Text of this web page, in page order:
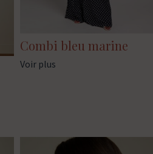
Combi bleu marine
Voir plus